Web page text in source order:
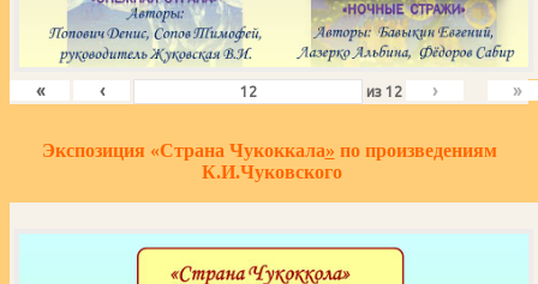
« ‹ из12 › »
Экспозиция «Страна Чукоккала» по произведениям
К.И.Чуковского